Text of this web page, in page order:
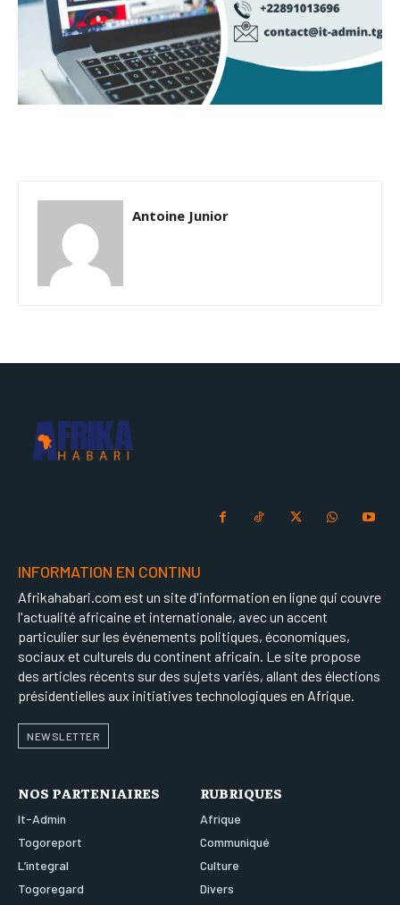
Antoine Junior
INFORMATION EN CONTINU
Afrikahabari.com est un site d'information en ligne qui couvre
l'actualité africaine et internationale, avec un accent
particulier sur les événements politiques, économiques,
sociaux et culturels du continent africain. Le site propose
des articles récents sur des sujets variés, allant des élections
présidentielles aux initiatives technologiques en Afrique.
NEWSLETTER
NOS PARTENIAIRES
It-Admin
Togoreport
L’integral
Togoregard
RUBRIQUES
Afrique
Communiqué
Culture
Divers